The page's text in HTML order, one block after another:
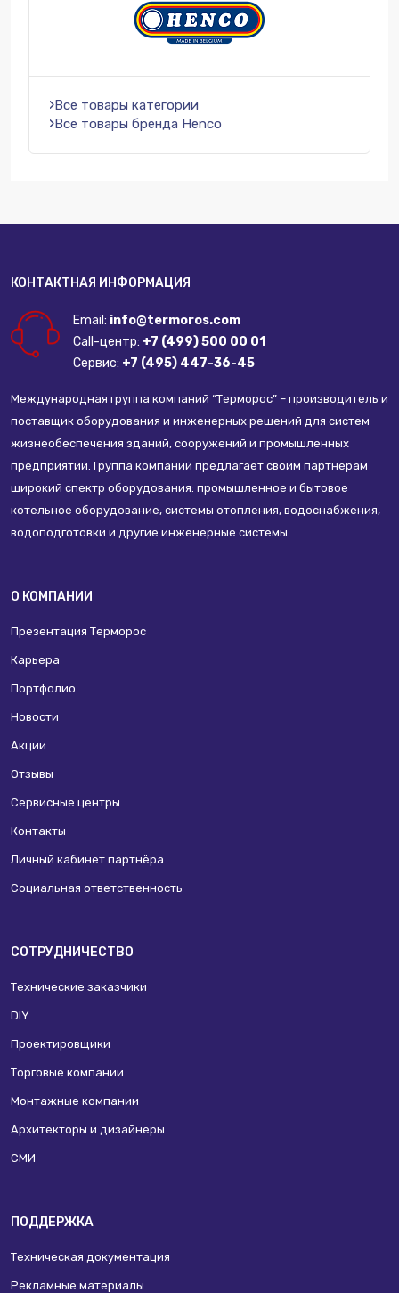
Все товары категории
Все товары бренда Henco
КОНТАКТНАЯ ИНФОРМАЦИЯ
Email: info@termoros.com
Call-центр: +7 (499) 500 00 01
Сервис: +7 (495) 447-36-45
Международная группа компаний “Терморос” – производитель и
поставщик оборудования и инженерных решений для систем
жизнеобеспечения зданий, сооружений и промышленных
предприятий. Группа компаний предлагает своим партнерам
широкий спектр оборудования: промышленное и бытовое
котельное оборудование, системы отопления, водоснабжения,
водоподготовки и другие инженерные системы.
О КОМПАНИИ
Презентация Терморос
Карьера
Портфолио
Новости
Акции
Отзывы
Сервисные центры
Контакты
Личный кабинет партнёра
Социальная ответственность
СОТРУДНИЧЕСТВО
Технические заказчики
DIY
Проектировщики
Торговые компании
Монтажные компании
Архитекторы и дизайнеры
СМИ
ПОДДЕРЖКА
Техническая документация
Рекламные материалы